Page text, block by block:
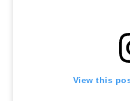
View this